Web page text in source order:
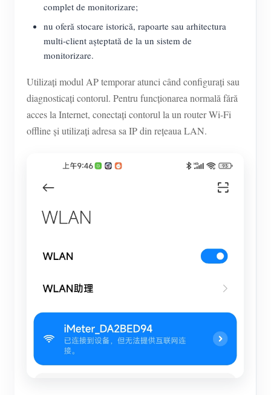
complet de monitorizare;
nu oferă stocare istorică, rapoarte sau arhitectura
multi-client așteptată de la un sistem de
monitorizare.
Utilizați modul AP temporar atunci când configurați sau
diagnosticați contorul. Pentru funcționarea normală fără
acces la Internet, conectați contorul la un router Wi-Fi
offline și utilizați adresa sa IP din rețeaua LAN.